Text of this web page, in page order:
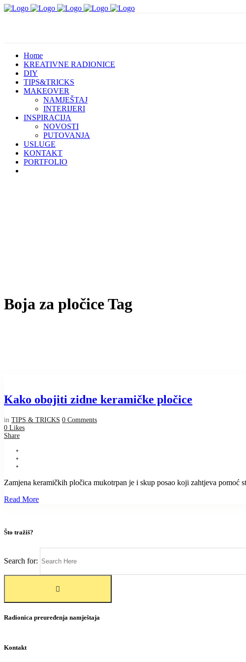
Home
KREATIVNE RADIONICE
DIY
TIPS&TRICKS
MAKEOVER
NAMJEŠTAJ
INTERIJERI
INSPIRACIJA
NOVOSTI
PUTOVANJA
USLUGE
KONTAKT
PORTFOLIO
Boja za pločice Tag
Kako obojiti zidne keramičke pločice
in TIPS & TRICKS 0 Comments
0 Likes
Share
Zamjena keramičkih pločica mukotrpan je i skup posao koji zahtjeva pomoć
Read More
Što tražiš?
Search for:
Radionica preuređenja namještaja
Kontakt